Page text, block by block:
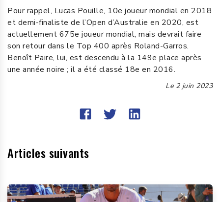
Pour rappel, Lucas Pouille, 10e joueur mondial en 2018
et demi-finaliste de l’Open d’Australie en 2020, est
actuellement 675e joueur mondial, mais devrait faire
son retour dans le Top 400 après Roland-Garros.
Benoît Paire, lui, est descendu à la 149e place après
une année noire ; il a été classé 18e en 2016.
Le 2 juin 2023
Articles suivants